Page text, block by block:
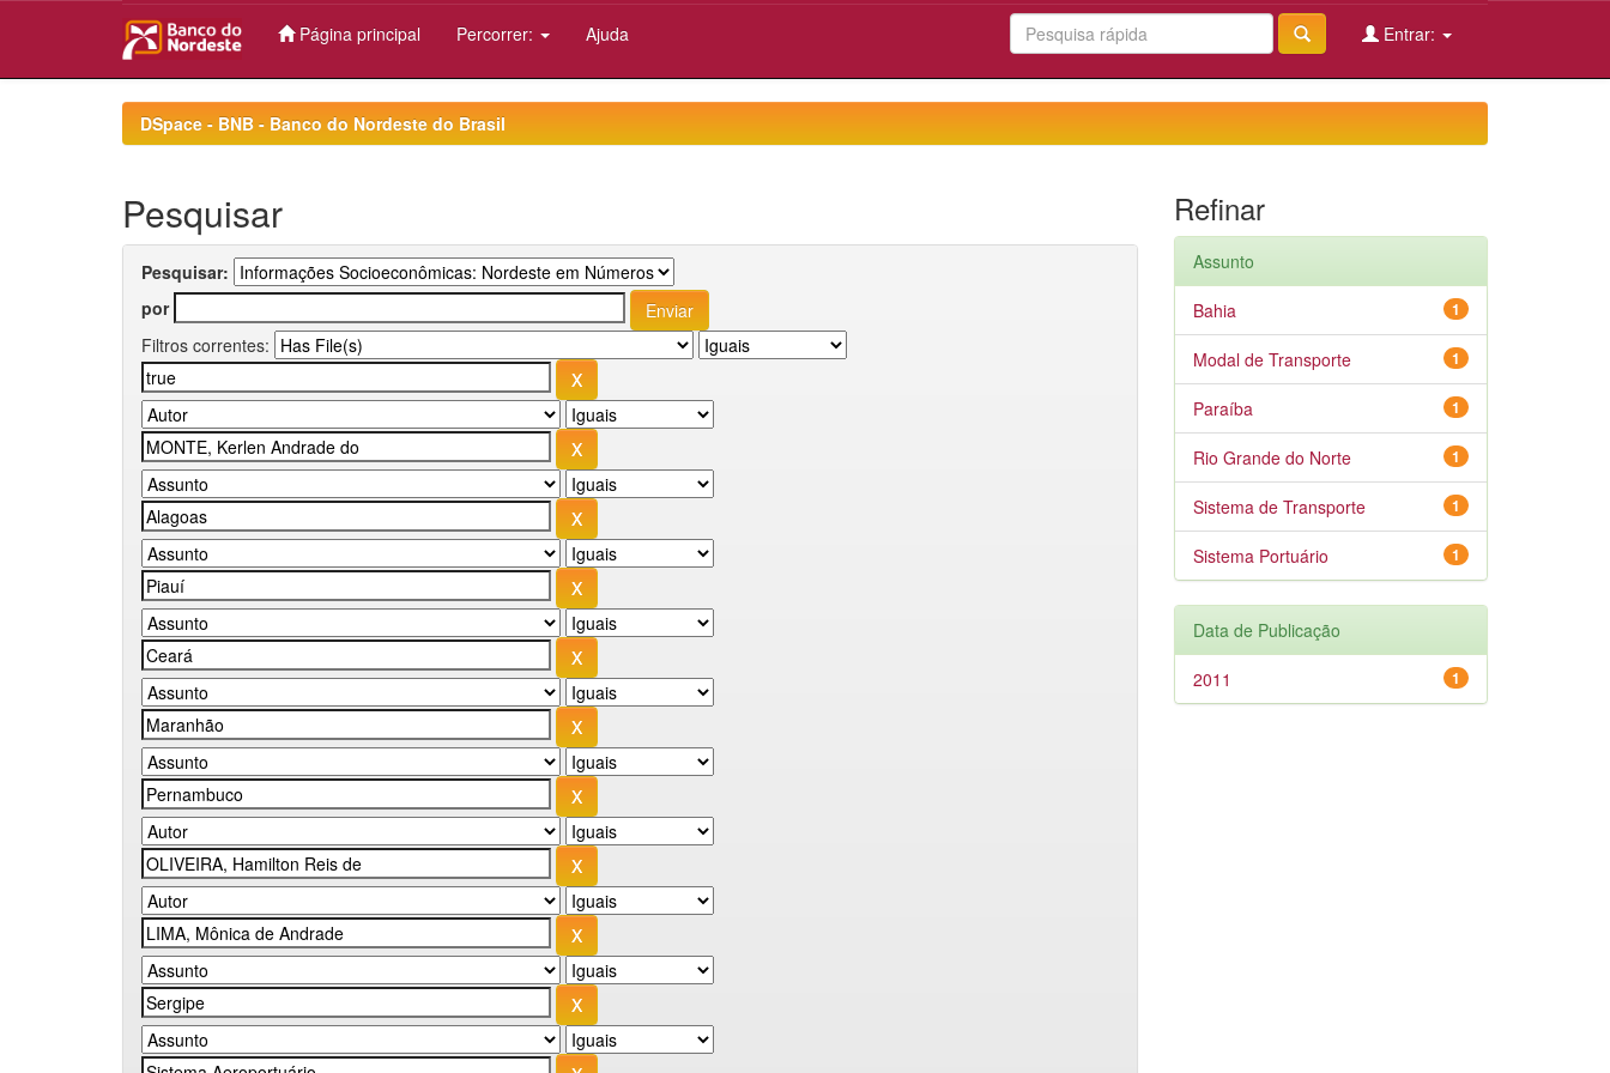
Página principal Percorrer: Ajuda Entrar:
DSpace - BNB - Banco do Nordeste do Brasil
Pesquisar
Pesquisar:
por
Filtros correntes:
Refinar
Assunto
1
Bahia
1
Modal de Transporte
1
Paraíba
1
Rio Grande do Norte
1
Sistema de Transporte
1
Sistema Portuário
Data de Publicação
1
2011